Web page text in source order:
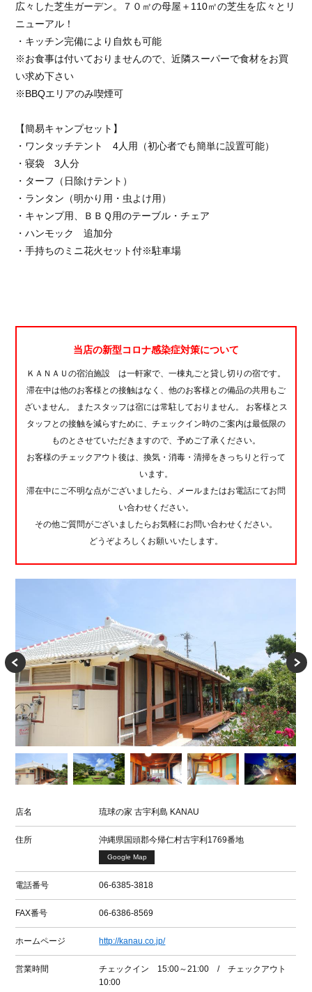
広々した芝生ガーデン。７０㎡の母屋＋110㎡の芝生を広々とリ
ニューアル！
・キッチン完備により自炊も可能
※お食事は付いておりませんので、近隣スーパーで食材をお買
い求め下さい
※BBQエリアのみ喫煙可
【簡易キャンプセット】
・ワンタッチテント 4人用（初心者でも簡単に設置可能）
・寝袋 3人分
・ターフ（日除けテント）
・ランタン（明かり用・虫よけ用）
・キャンプ用、ＢＢＱ用のテーブル・チェア
・ハンモック 追加分
・手持ちのミニ花火セット付※駐車場
当店の新型コロナ感染症対策について
ＫＡＮＡＵの宿泊施設 は一軒家で、一棟丸ごと貸し切りの宿です。
滞在中は他のお客様との接触はなく、他のお客様との備品の共用もご
ざいません。 またスタッフは宿には常駐しておりません。 お客様とス
タッフとの接触を減らすために、チェックイン時のご案内は最低限の
ものとさせていただきますので、予めご了承ください。
お客様のチェックアウト後は、換気・消毒・清掃をきっちりと行って
います。
滞在中にご不明な点がございましたら、メールまたはお電話にてお問
い合わせください。
その他ご質問がございましたらお気軽にお問い合わせください。
どうぞよろしくお願いいたします。
店名 琉球の家 古宇利島 KANAU
住所 沖縄県国頭郡今帰仁村古宇利1769番地
Google Map
電話番号 06-6385-3818
FAX番号 06-6386-8569
ホームページ http://kanau.co.jp/
営業時間
チェックイン 15:00～21:00 / チェックアウト
10:00